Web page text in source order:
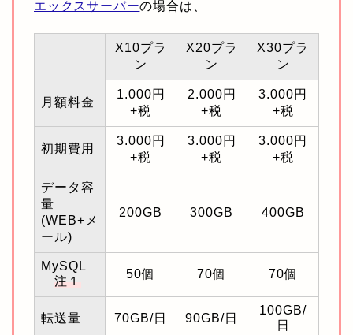
エックスサーバーの場合は、
X10プラ
ン
X20プラ
ン
X30プラ
ン
月額料金
1.000円
+税
2.000円
+税
3.000円
+税
初期費用
3.000円
+税
3.000円
+税
3.000円
+税
データ容
量
(WEB+メ
ール)
200GB 300GB 400GB
MySQL
注１
50個 70個 70個
転送量 70GB/日 90GB/日
100GB/
日